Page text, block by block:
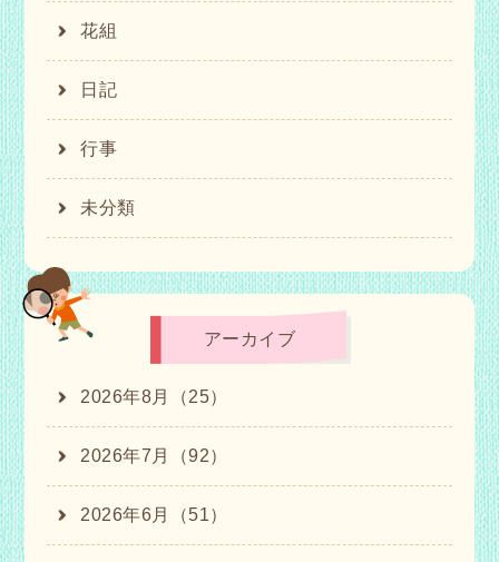
花組
日記
行事
未分類
アーカイブ
2026年8月（25）
2026年7月（92）
2026年6月（51）